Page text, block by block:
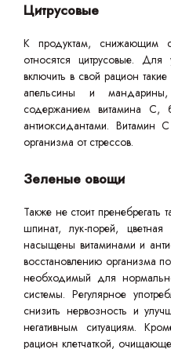
Цитрусовые
К продуктам, снижающим
относятся цитрусовые.
включить в свой рацион
апельсины и
содержанием витамина C,
антиоксидантами. Витамин
организма от стрессов.
Зеленые овощи
Также не стоит пренебрегать
шпинат, лук-порей,
насыщены витаминами и
восстановлению организма
необходимый для
системы. Регулярное
снизить нервозность и
негативным ситуациям.
рацион клетчаткой,